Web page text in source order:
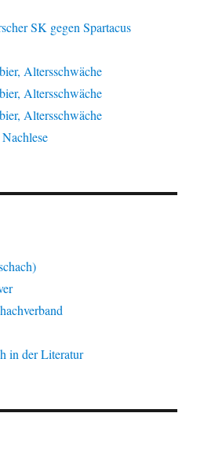
SK gegen Spartacus
Altersschwäche
Altersschwäche
Altersschwäche
in der Literatur